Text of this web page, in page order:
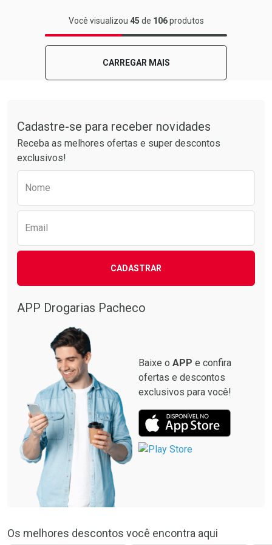
FECHAR
Laboratório
Comprar sem Desconto
Por R$ 8,19/cada
FECHAR
Por Menos
Comprar sem Desconto
Por R$ 8,19/cada
Você visualizou 45 de 106produtos
CARREGAR MAIS
Cadastre-se para receber novidades
Receba as melhores ofertas e super descontos
exclusivos!
Nome
Email
CADASTRAR
APP Drogarias Pacheco
Baixe o APP e confira
ofertas e descontos
exclusivos para você!
Os melhores descontos você encontra aqui